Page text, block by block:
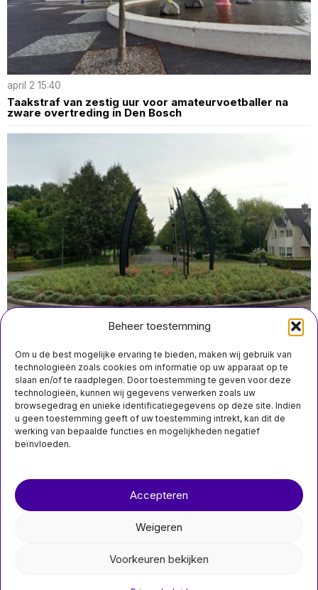
Beheer toestemming
Om u de best mogelijke ervaring te bieden, maken wij gebruik van
technologieën zoals cookies om informatie op uw apparaat op te
slaan en/of te raadplegen. Door toestemming te geven voor deze
technologieën, kunnen wij gegevens verwerken zoals uw
browsegedrag en unieke identificatiegegevens op deze site. Indien
u geen toestemming geeft of uw toestemming intrekt, kan dit de
werking van bepaalde functies en mogelijkheden negatief
beïnvloeden.
Accepteren
Weigeren
Voorkeuren bekijken
april 2 15:40
Taakstraf van zestig uur voor amateurvoetballer na
zware overtreding in Den Bosch
oktober 29 18:21
Rechtbank: geen bewijs van verband tussen
mishandeling en dood man uit Leek tijdens
nieuwjaarsnacht
nieuwsimpuls.online
nieuwsimpuls.online
MIS HET NIET
Nederlandse minister
van Buitenlandse
Zaken roept
Israëlische
ambassadeur over
Buitenlandse Zaken roept
Israëlische ambassadeur
op vanwege